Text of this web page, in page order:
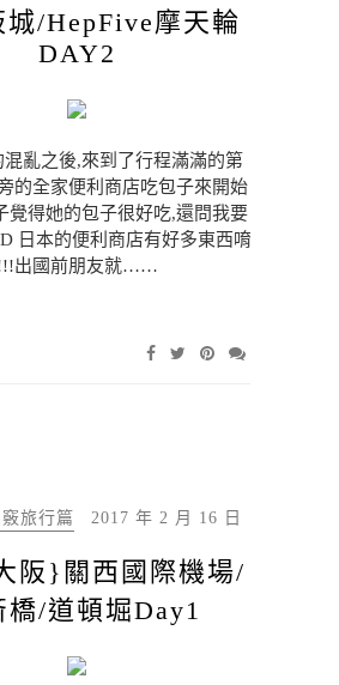
城/HepFive摩天輪
DAY2
亂之後,來到了行程滿滿的第
的全家便利商店吃包子來開始
覺得她的包子很好吃,還問我要
日本的便利商店有好多東西唷
出國前朋友就……
旅行篇 2017 年 2 月 16 日
阪}關西國際機場/
橋/道頓堀Day1